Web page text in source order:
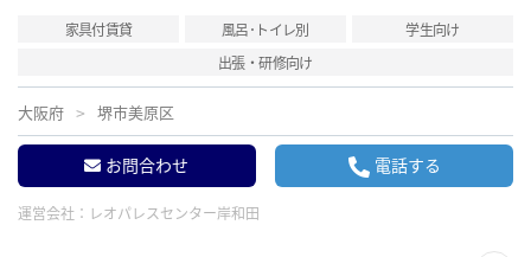
家具付賃貸 風呂･トイレ別
学生向け
出張・研修向け
大阪府 堺市美原区
お問合わせ 電話する
運営会社： レオパレスセンター岸和田